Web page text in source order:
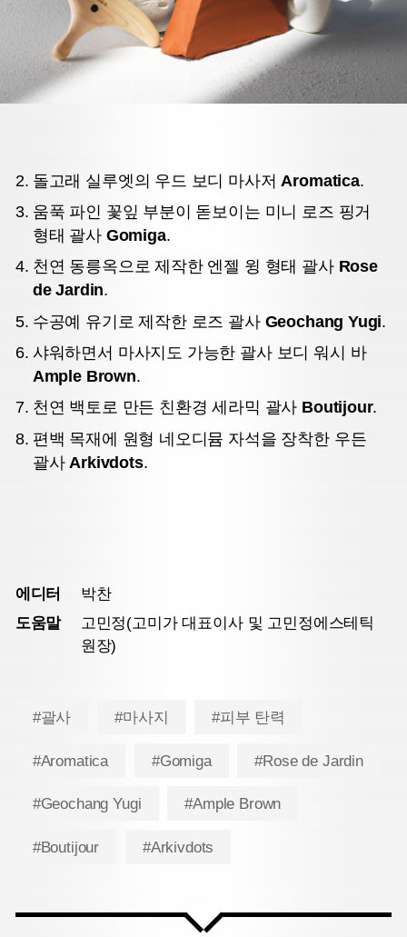
돌고래 실루엣의 우드 보디 마사저 Aromatica.
움푹 파인 꽃잎 부분이 돋보이는 미니 로즈 핑거
형태 괄사 Gomiga.
천연 동릉옥으로 제작한 엔젤 윙 형태 괄사 Rose
de Jardin.
수공예 유기로 제작한 로즈 괄사 Geochang Yugi.
샤워하면서 마사지도 가능한 괄사 보디 워시 바
Ample Brown.
천연 백토로 만든 친환경 세라믹 괄사 Boutijour.
편백 목재에 원형 네오디뮴 자석을 장착한 우든
괄사 Arkivdots.
에디터
박찬
도움말
고민정(고미가 대표이사 및 고민정에스테틱
원장)
#괄사 #마사지 #피부 탄력
#Aromatica #Gomiga #Rose de Jardin
#Geochang Yugi #Ample Brown
#Boutijour #Arkivdots